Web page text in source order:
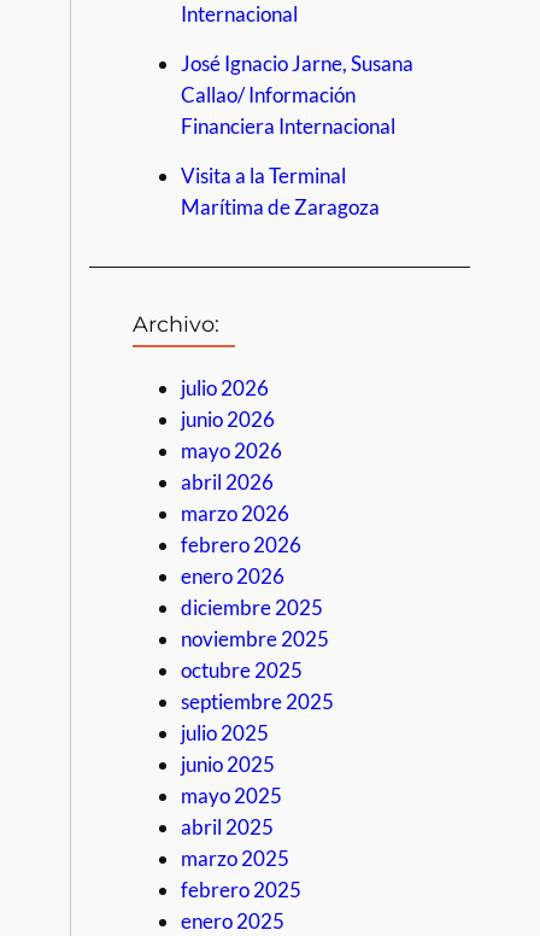
Internacional
José Ignacio Jarne, Susana
Callao/ Información
Financiera Internacional
Visita a la Terminal
Marítima de Zaragoza
Archivo:
julio 2026
junio 2026
mayo 2026
abril 2026
marzo 2026
febrero 2026
enero 2026
diciembre 2025
noviembre 2025
octubre 2025
septiembre 2025
julio 2025
junio 2025
mayo 2025
abril 2025
marzo 2025
febrero 2025
enero 2025